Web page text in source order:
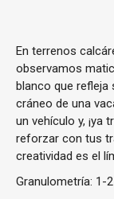
En terrenos
observamos
blanco que refleja
cráneo de una
un vehículo y, ¡ya
reforzar con tus
creatividad es el
Granulometría: 1-